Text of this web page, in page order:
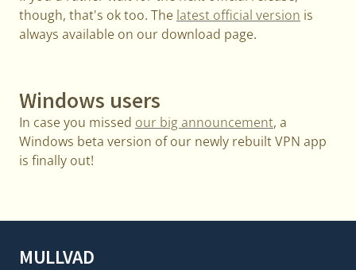
though, that's ok too. The latest official version is
always available on our download page.
Windows users
In case you missed our big announcement, a
Windows beta version of our newly rebuilt VPN app
is finally out!
MULLVAD